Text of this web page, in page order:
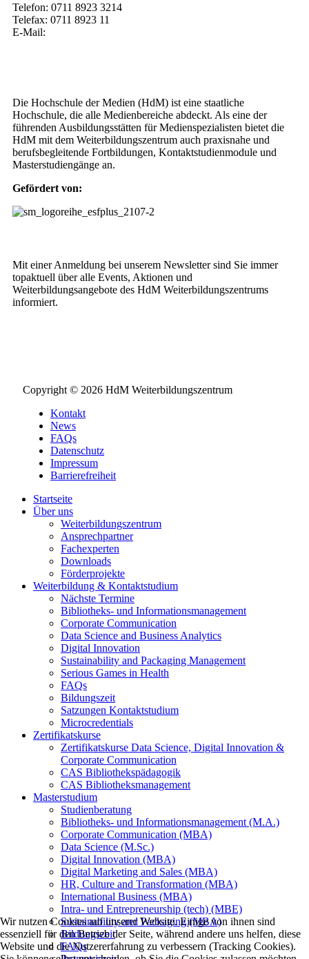
Telefon: 0711 8923 3214
Telefax: 0711 8923 11
E-Mail:
Die Hochschule der Medien (HdM) ist eine staatliche
Hochschule, die alle Medienbereiche abdeckt. Als eine der
führenden Ausbildungsstätten für Medienspezialisten bietet die
HdM mit dem Weiterbildungszentrum auch praxisnahe und
berufsbegleitende Fortbildungen, Kontaktstudienmodule und
Masterstudiengänge an.
Gefördert von:
Mit einer Anmeldung bei unserem Newsletter sind Sie immer
topaktuell über alle Events, Aktionen und
Weiterbildungsangebote des HdM Weiterbildungszentrums
informiert.
Copyright © 2026 HdM Weiterbildungszentrum
Kontakt
News
FAQs
Datenschutz
Impressum
Barrierefreiheit
Startseite
Über uns
Weiterbildungszentrum
Ansprechpartner
Fachexperten
Downloads
Förderprojekte
Weiterbildung & Kontaktstudium
Nächste Termine
Bibliotheks- und Informationsmanagement
Corporate Communication
Data Science and Business Analytics
Digital Innovation
Sustainability and Packaging Management
Serious Games in Health
FAQs
Bildungszeit
Satzungen Kontaktstudium
Microcredentials
Zertifikatskurse
Zertifikatskurse Data Science, Digital Innovation &
Corporate Communication
CAS Bibliothekspädagogik
CAS Bibliotheksmanagement
Masterstudium
Studienberatung
Bibliotheks- und Informationsmanagement (M.A.)
Corporate Communication (MBA)
Data Science (M.Sc.)
Digital Innovation (MBA)
Digital Marketing and Sales (MBA)
HR, Culture and Transformation (MBA)
International Business (MBA)
Intra- und Entrepreneurship (tech) (MBE)
Sustainability and Packaging (MBA)
Bildungszeit
FAQs
Wir nutzen Cookies auf unserer Website. Einige von ihnen sind
essenziell für den Betrieb der Seite, während andere uns helfen, diese
Website und die Nutzererfahrung zu verbessern (Tracking Cookies).